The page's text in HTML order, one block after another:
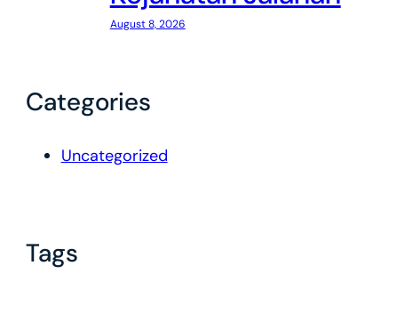
August 8, 2026
Categories
Uncategorized
Tags